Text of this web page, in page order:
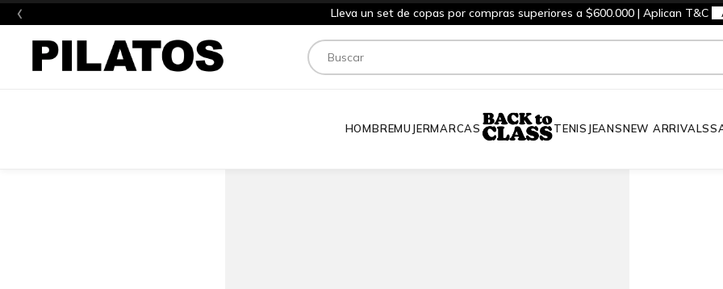
‹ Lleva un set de copas por compras superiores a $600.000 | Aplican T&C
Buscar
HOMBREMUJERMARCAS TENIS JEANSNEW ARRIVALS